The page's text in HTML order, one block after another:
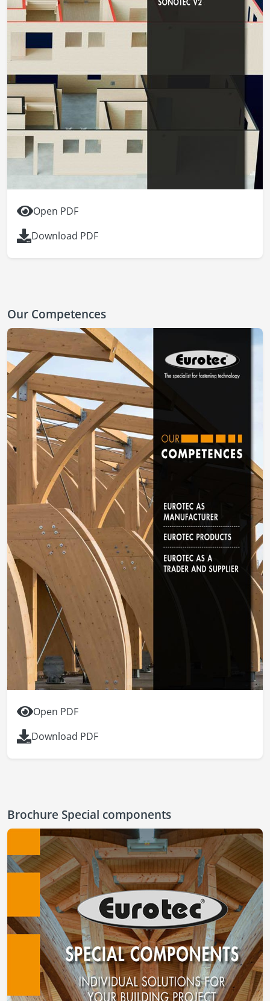
Open PDF
Download PDF
Our Competences
Open PDF
Download PDF
Brochure Special components